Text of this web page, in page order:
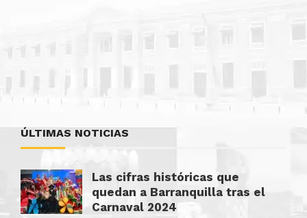
ÚLTIMAS NOTICIAS
Las cifras históricas que
quedan a Barranquilla tras el
Carnaval 2024